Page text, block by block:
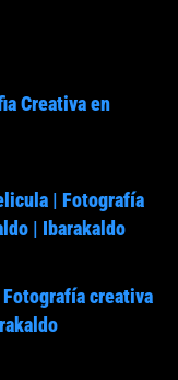
Creativa en
| Fotografía
| Ibarakaldo
creativa